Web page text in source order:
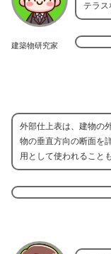
建築物研究家
テラス
外部仕上表は、建物の
物の垂直方向の断面を
用として使われること